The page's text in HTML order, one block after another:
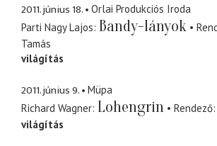
2011. június 18.
Orlai Produkciós Iroda
Parti Nagy Lajos Bandy-lányok
Tamás
világítás
2011. június 9.
Müpa
Richard Wagner Lohengrin Rendező
világítás